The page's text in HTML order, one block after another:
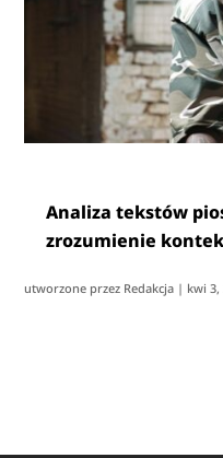
Analiza tekstów
zrozumienie
utworzone przez Redakcja | kwi 3,